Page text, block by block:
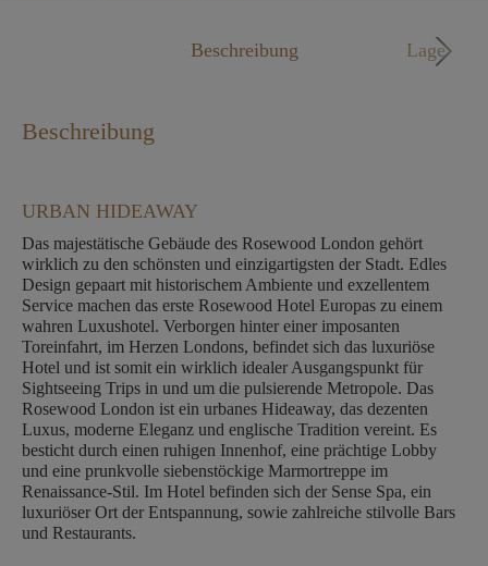
Beschreibung Lage
Beschreibung
URBAN HIDEAWAY
Das majestätische Gebäude des Rosewood London gehört
wirklich zu den schönsten und einzigartigsten der Stadt. Edles
Design gepaart mit historischem Ambiente und exzellentem
Service machen das erste Rosewood Hotel Europas zu einem
wahren Luxushotel. Verborgen hinter einer imposanten
Toreinfahrt, im Herzen Londons, befindet sich das luxuriöse
Hotel und ist somit ein wirklich idealer Ausgangspunkt für
Sightseeing Trips in und um die pulsierende Metropole. Das
Rosewood London ist ein urbanes Hideaway, das dezenten
Luxus, moderne Eleganz und englische Tradition vereint. Es
besticht durch einen ruhigen Innenhof, eine prächtige Lobby
und eine prunkvolle siebenstöckige Marmortreppe im
Renaissance-Stil. Im Hotel befinden sich der Sense Spa, ein
luxuriöser Ort der Entspannung, sowie zahlreiche stilvolle Bars
und Restaurants.